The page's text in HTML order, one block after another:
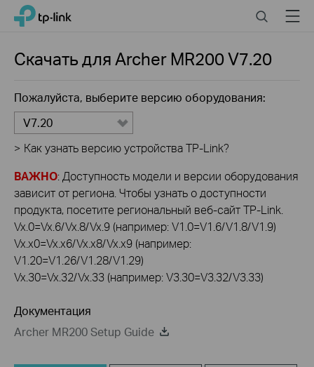
Click
navigation
TP-Link, Reliably Smart SearchMenu
Скачать дляArcher MR200V7.20
Пожалуйста, выберите версию оборудования:
V7.20
> Как узнать версию устройства TP-Link?
ВАЖНО: Доступность модели и версии оборудования
зависит от региона. Чтобы узнать о доступности
продукта, посетите региональный веб-сайт TP-Link.
Vx.0=Vx.6/Vx.8/Vx.9 (например: V1.0=V1.6/V1.8/V1.9)
Vx.x0=Vx.x6/Vx.x8/Vx.x9 (например:
V1.20=V1.26/V1.28/V1.29)
Vx.30=Vx.32/Vx.33 (например: V3.30=V3.32/V3.33)
Документация
Archer MR200 Setup Guide